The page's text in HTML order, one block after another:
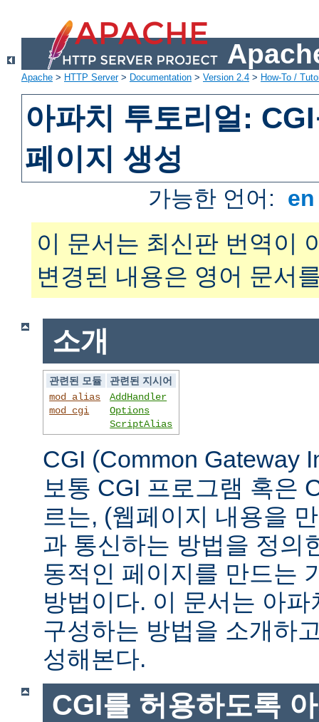
Apache > HTTP Server> Documentation > Version 2.4 > How-To /
아파치 투토리얼:
페이지 생성
가능한 언어:
이 문서는 최신판 번역이
변경된 내용은 영어 문서
소개
관련된 모듈
관련된 지시어
mod_alias
mod_cgi
AddHandler
Options
ScriptAlias
CGI (Common Gateway
보통 CGI 프로그램 혹은
르는, (웹페이지 내용을
과 통신하는 방법을 정의
동적인 페이지를 만드는
방법이다. 이 문서는 아
구성하는 방법을 소개하
성해본다.
CGI를 허용하도록